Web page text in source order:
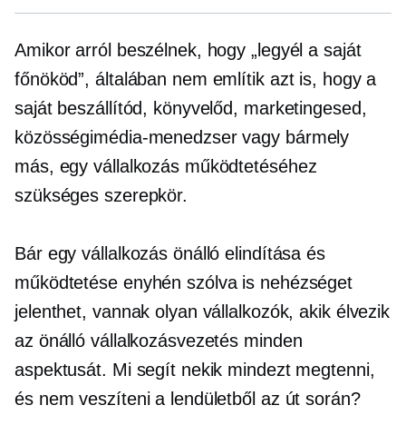
Amikor arról beszélnek, hogy „legyél a saját
főnököd”, általában nem említik azt is, hogy a
saját beszállítód, könyvelőd, marketingesed,
közösségimédia-menedzser vagy bármely
más, egy vállalkozás működtetéséhez
szükséges szerepkör.
Bár egy vállalkozás önálló elindítása és
működtetése enyhén szólva is nehézséget
jelenthet, vannak olyan vállalkozók, akik élvezik
az önálló vállalkozásvezetés minden
aspektusát. Mi segít nekik mindezt megtenni,
és nem veszíteni a lendületből az út során?